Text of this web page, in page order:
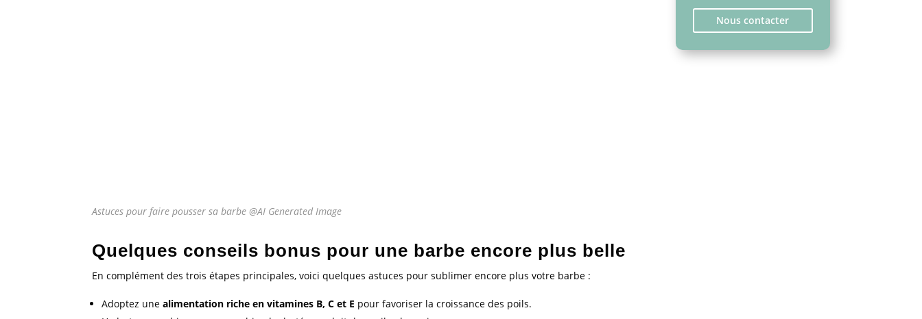
Astuces pour faire pousser sa barbe @AI Generated Image
Quelques conseils bonus pour une barbe encore plus belle
En complément des trois étapes principales, voici quelques astuces pour sublimer encore plus votre barbe :
Adoptez unealimentation riche en vitamines B, C et E pour favoriser la croissance des poils.
Nous contacter